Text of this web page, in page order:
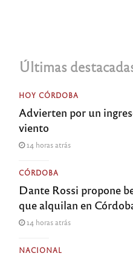
Últimas
HOY CÓRDOBA
Advierten por un
viento
14 horas atrás
CÓRDOBA
Dante Rossi propone
que alquilan en
14 horas atrás
NACIONAL